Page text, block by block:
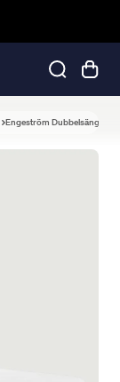
Engeström Dubbelsäng